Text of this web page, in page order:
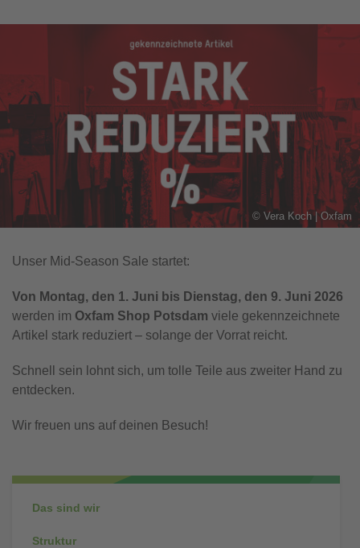
© Vera Koch | Oxfam
Subnavigation
Das sind wir
Struktur
Unser Mid-Season Sale startet:
Von Montag, den 1. Juni bis Dienstag, den 9. Juni 2026
werden im Oxfam Shop Potsdam viele gekennzeichnete
Artikel stark reduziert – solange der Vorrat reicht.
Schnell sein lohnt sich, um tolle Teile aus zweiter Hand zu
entdecken.
Wir freuen uns auf deinen Besuch!